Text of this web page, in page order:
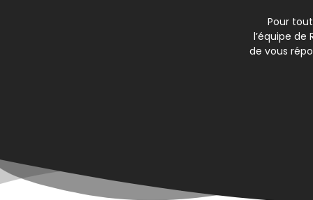
Pour
l’équipe de
de vous